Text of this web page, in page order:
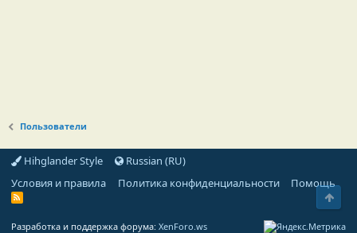
Пользователи
Hihglander Style
Russian (RU)
Условия и правила
Политика конфиденциальности Помощь
R
Разработка и поддержка форума: XenForo.ws